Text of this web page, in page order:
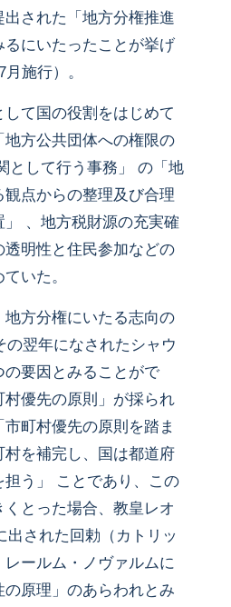
された「地方分権推進
にいたったことが挙げ
施行）。
て国の役割をはじめて
地方公共団体への権限の
として行う事務」 の「地
点からの整理及び合理
、地方税財源の充実確
明性と住民参加などの
いた。
方分権にいたる志向の
の翌年になされたシャウ
要因とみることがで
村優先の原則」が採られ
町村優先の原則を踏ま
村を補完し、国は都道府
担う」 ことであり、この
とった場合、教皇レオ
出された回勅（カトリッ
レールム・ノヴァルムに
原理」のあらわれとみ